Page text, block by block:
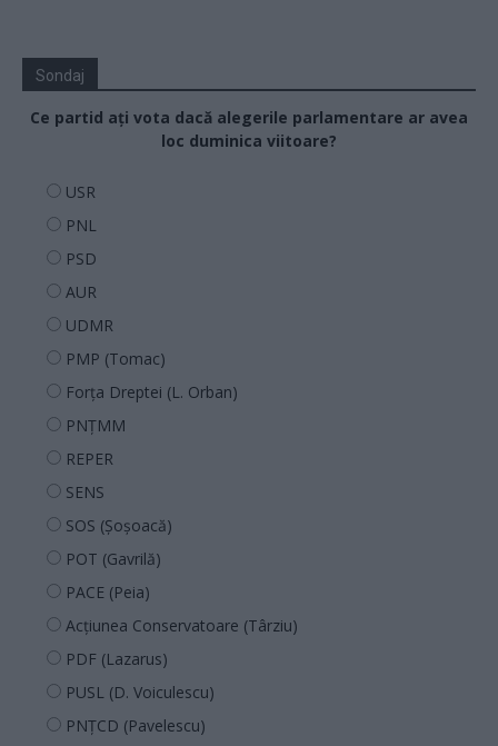
Sondaj
Ce partid ați vota dacă alegerile parlamentare ar avea
loc duminica viitoare?
USR
PNL
PSD
AUR
UDMR
PMP (Tomac)
Forța Dreptei (L. Orban)
PNȚMM
REPER
SENS
SOS (Șoșoacă)
POT (Gavrilă)
PACE (Peia)
Acțiunea Conservatoare (Târziu)
PDF (Lazarus)
PUSL (D. Voiculescu)
PNȚCD (Pavelescu)